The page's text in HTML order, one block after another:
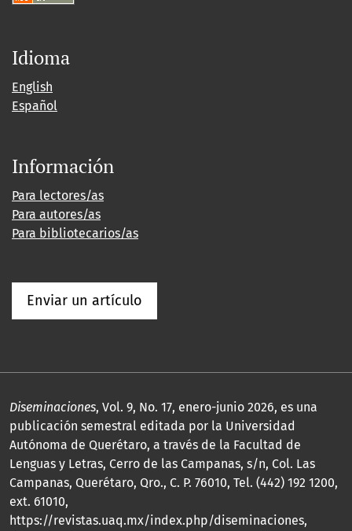
Idioma
English
Español
Información
Para lectores/as
Para autores/as
Para bibliotecarios/as
Enviar un artículo
Diseminaciones, Vol. 9, No. 17, enero-junio 2026, es una
publicación semestral editada por la Universidad
Autónoma de Querétaro, a través de la Facultad de
Lenguas y Letras, Cerro de las Campanas, s/n, Col. Las
Campanas, Querétaro, Qro., C. P. 76010, Tel. (442) 192 1200,
ext. 61010,
https://revistas.uaq.mx/index.php/diseminaciones,